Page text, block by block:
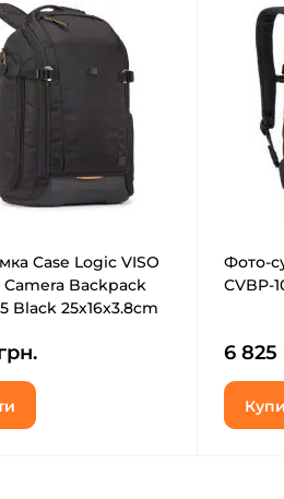
Case Logic VISO
Backpack
Black 25х16х3.8cm
Фото-
CVBP-
6 825